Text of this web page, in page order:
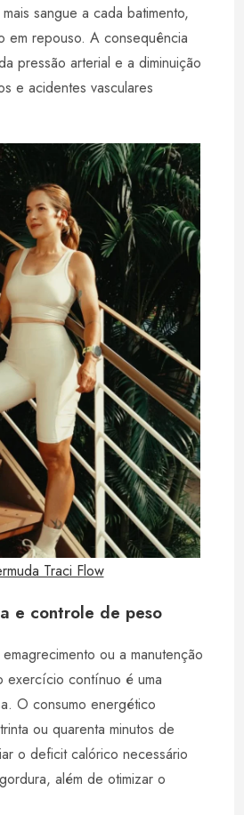
sangue a cada batimento,
em repouso. A consequência
pressão arterial e a diminuição
e acidentes vasculares
Traci Flow
e controle de peso
ou a manutenção
contínuo é uma
O consumo energético
ou quarenta minutos de
o deficit calórico necessário
além de otimizar o